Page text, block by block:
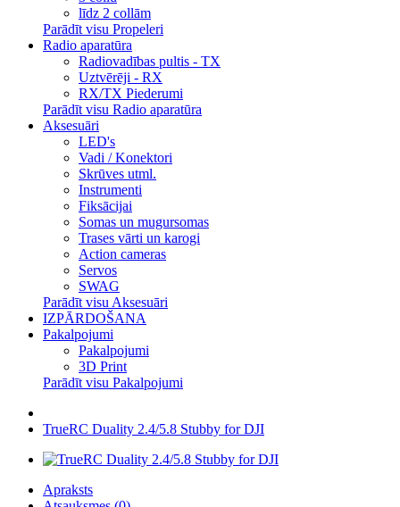
līdz 2 collām
Parādīt visu Propeleri
Radio aparatūra
Radiovadības pultis - TX
Uztvērēji - RX
RX/TX Piederumi
Parādīt visu Radio aparatūra
Aksesuāri
LED's
Vadi / Konektori
Skrūves utml.
Instrumenti
Fiksācijai
Somas un mugursomas
Trases vārti un karogi
Action cameras
Servos
SWAG
Parādīt visu Aksesuāri
IZPĀRDOŠANA
Pakalpojumi
Pakalpojumi
3D Print
Parādīt visu Pakalpojumi
TrueRC Duality 2.4/5.8 Stubby for DJI
Apraksts